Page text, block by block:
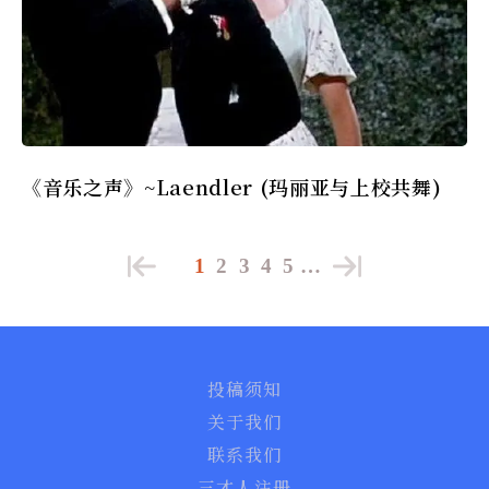
《音乐之声》~Laendler (玛丽亚与上校共舞)
1 2 3 4 5 …
投稿须知
关于我们
联系我们